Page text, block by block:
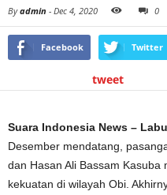
Byadmin - Dec 4, 2020 0
Facebook Twitter
tweet
Suara Indonesia News –
Desember mendatang,
dan Hasan Ali Bassam
kekuatan di wilayah Obi.